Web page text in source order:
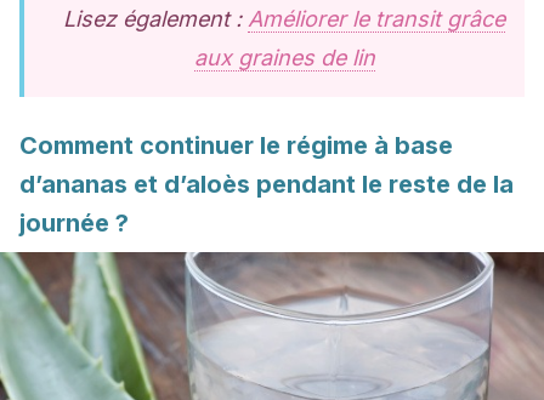
Lisez également : Améliorer le transit grâce
aux graines de lin
Comment continuer le régime à base
d’ananas et d’aloès pendant le reste de la
journée ?